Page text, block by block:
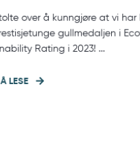
over å kunngjøre at vi
gullmedaljen i
Rating i 2023! ...
LESE